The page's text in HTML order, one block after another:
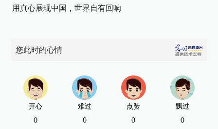
用真心展现中国，世界自有回响
您此时的心情
开心
0
难过
0
点赞
0
飘过
0